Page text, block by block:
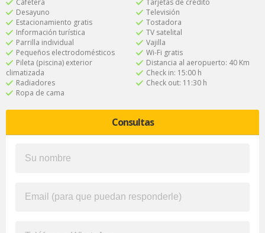
Cafetera
Desayuno
Estacionamiento gratis
Información turística
Parrilla individual
Pequeños electrodomésticos
Pileta (piscina) exterior
climatizada
Radiadores
Ropa de cama
Tarjetas de crédito
Televisión
Tostadora
TV satelital
Vajilla
Wi-Fi gratis
Distancia al aeropuerto: 40 Km
Check in: 15:00 h
Check out: 11:30 h
Consultas